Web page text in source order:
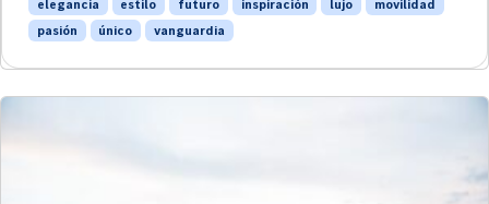
elegancia estilo futuro inspiración lujo
movilidad
pasión
único vanguardia